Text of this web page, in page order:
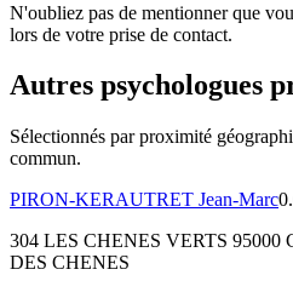
N'oubliez pas de mentionner que
lors de votre prise de contact.
Autres psychologues
Sélectionnés par proximité
commun.
PIRON-KERAUTRET Jean-Marc
304 LES CHENES VERTS 95000
DES CHENES